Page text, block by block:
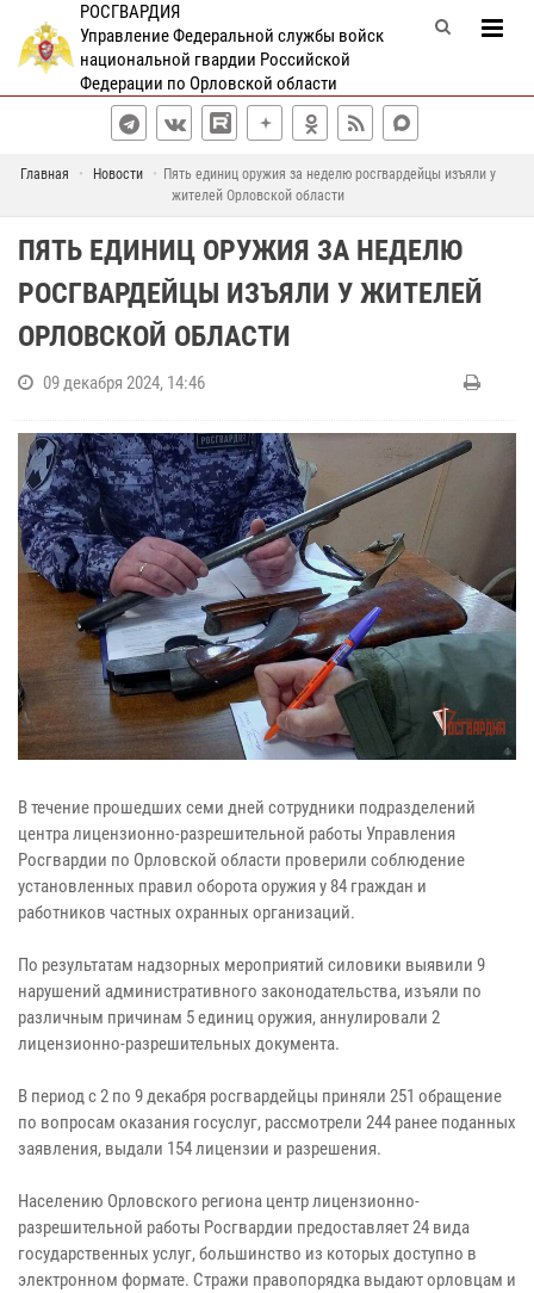
РОСГВАРДИЯ
Управление Федеральной службы войск
национальной гвардии Российской
Федерации по Орловской области
Главная Новости
Пять единиц оружия за неделю росгвардейцы изъяли у
жителей Орловской области
ПЯТЬ ЕДИНИЦ ОРУЖИЯ ЗА НЕДЕЛЮ
РОСГВАРДЕЙЦЫ ИЗЪЯЛИ У ЖИТЕЛЕЙ
ОРЛОВСКОЙ ОБЛАСТИ
09 декабря 2024, 14:46
В течение прошедших семи дней сотрудники подразделений
центра лицензионно-разрешительной работы Управления
Росгвардии по Орловской области проверили соблюдение
установленных правил оборота оружия у 84 граждан и
работников частных охранных организаций.
По результатам надзорных мероприятий силовики выявили 9
нарушений административного законодательства, изъяли по
различным причинам 5 единиц оружия, аннулировали 2
лицензионно-разрешительных документа.
В период с 2 по 9 декабря росгвардейцы приняли 251 обращение
по вопросам оказания госуслуг, рассмотрели 244 ранее поданных
заявления, выдали 154 лицензии и разрешения.
Населению Орловского региона центр лицензионно-
разрешительной работы Росгвардии предоставляет 24 вида
государственных услуг, большинство из которых доступно в
электронном формате. Стражи правопорядка выдают орловцам и